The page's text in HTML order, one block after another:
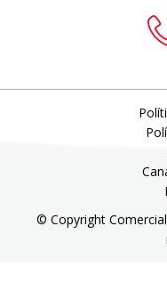
© Copyright